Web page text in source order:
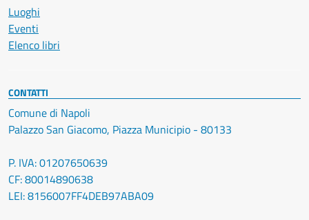
Luoghi
Eventi
Elenco libri
CONTATTI
Comune di Napoli
Palazzo San Giacomo, Piazza Municipio - 80133
P. IVA: 01207650639
CF: 80014890638
LEI: 8156007FF4DEB97ABA09